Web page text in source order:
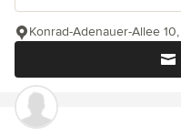
Konrad-Adenauer-Allee